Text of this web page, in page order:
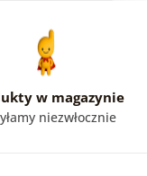
w magazynie
niezwłocznie